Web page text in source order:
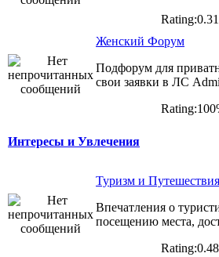
Женский Форум
Подфорум для
свои заявки в ЛС
Интересы и Увлечения
Туризм и Путешествия
Впечатления о
посещению места,